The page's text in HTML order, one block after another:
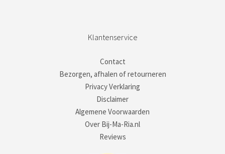
Klantenservice
Contact
Bezorgen, afhalen of retourneren
Privacy Verklaring
Disclaimer
Algemene Voorwaarden
Over Bij-Ma-Ria.nl
Reviews